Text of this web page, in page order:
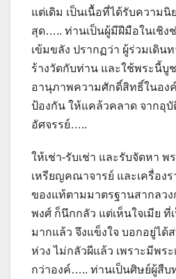
แต่เดิม เป็นเนื้อที่ได้รับความ
สุด….. ท่านเป็นผู้มีฝีมือในเชิง
เข้มขลัง ปรากฏว่า ผู้ร่วมเดิน
ร้างวัดกับท่าน และใช้พระนี้บู
อานุภาพความศักดิ์สิทธิ์ในอง
ป้องกัน ให้แคล้วคลาด จากอุบั
อัศจรรย์…..
ให้เช่า-รับเช่า และรับจัดหา พ
เหรียญคณาจารย์ และเครื่อง
ของแท้ตามมาตรฐานสากลวง
พงศ์ ก็นึกกลัว แต่เห็นใจเมีย
มากแล้ว จึงแข็งใจ บอกอยู่ได้
ห่วง ไม่กลัวผีแล้ว เพราะมีพร
กว่าองค์….. ท่านเป็นศิษย์ผู้สืบ